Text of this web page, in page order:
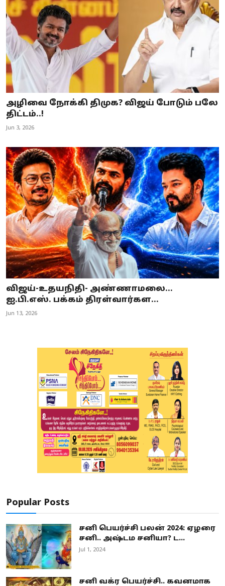
அழிவை நோக்கி திமுக? விஜய் போடும் பலே
திட்டம்..!
Jun 3, 2026
விஜய்-உதயநிதி- அண்ணாமலை...
ஐ.பி.எஸ். பக்கம் திரள்வார்கள...
Jun 13, 2026
Popular Posts
சனி பெயர்ச்சி பலன் 2024: ஏழரை
சனி.. அஷ்டம சனியா? ட...
Jul 1, 2024
சனி வக்ர பெயர்ச்சி.. கவனமாக